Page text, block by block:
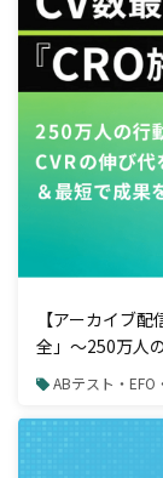
【アーカイブ
全」〜250万人
成果を出す手法〜
ABテスト・EFO